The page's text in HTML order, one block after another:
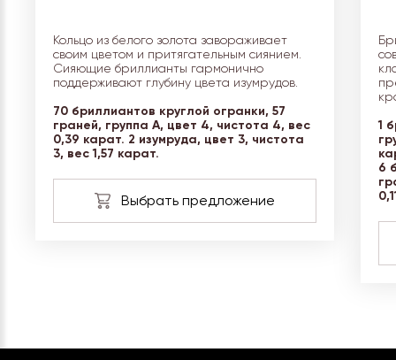
Кольцо из белого золота завораживает
своим цветом и притягательным сиянием.
Сияющие бриллианты гармонично
поддерживают глубину цвета изумрудов.
70 бриллиантов круглой огранки, 57
граней, группа А, цвет 4, чистота 4, вес
0,39 карат. 2 изумруда, цвет 3, чистота
3, вес 1,57 карат.
1
6